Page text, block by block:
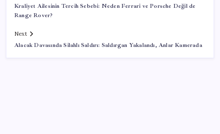
Kraliyet Ailesinin Tercih Sebebi: Neden Ferrari ve Porsche Değil de
Range Rover?
Next
Alacak Davasında Silahlı Saldırı: Saldırgan Yakalandı, Anlar Kamerada